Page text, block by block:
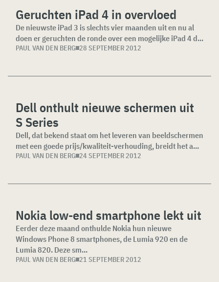
Geruchten iPad 4 in overvloed
De nieuwste iPad 3 is slechts vier maanden uit en nu al
doen er geruchten de ronde over een mogelijke iPad 4 d...
PAUL VAN DEN BERG 28 SEPTEMBER 2012
Dell onthult nieuwe schermen uit
S Series
Dell, dat bekend staat om het leveren van beeldschermen
met een goede prijs/kwaliteit-verhouding, breidt het a...
PAUL VAN DEN BERG 24 SEPTEMBER 2012
Nokia low-end smartphone lekt uit
Eerder deze maand onthulde Nokia hun nieuwe
Windows Phone 8 smartphones, de Lumia 920 en de
Lumia 820. Deze sm...
PAUL VAN DEN BERG 21 SEPTEMBER 2012